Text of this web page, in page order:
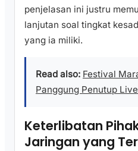
penjelasan ini justru
lanjutan soal tingkat
yang ia miliki.
Read also: Festival
Panggung Penutup
Keterlibatan
Jaringan yang